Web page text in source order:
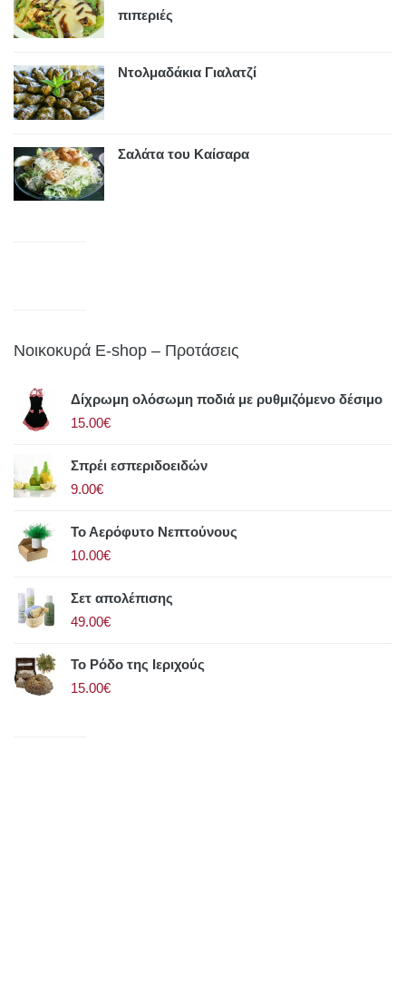
πιπεριές
Ντολμαδάκια Γιαλατζί
Σαλάτα του Καίσαρα
Νοικοκυρά E-shop – Προτάσεις
Δίχρωμη ολόσωμη ποδιά με ρυθμιζόμενο δέσιμο
15.00€
Σπρέι εσπεριδοειδών
9.00€
Το Αερόφυτο Νεπτούνους
10.00€
Σετ απολέπισης
49.00€
Το Ρόδο της Ιεριχούς
15.00€